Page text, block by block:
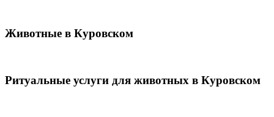
Животные в Куровском
Ритуальные услуги для животных в Куровском